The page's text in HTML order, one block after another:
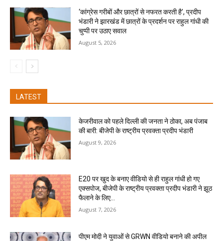
‘कांग्रेस गरीबों और छात्रों से नफरत करती है’, प्रदीप
भंडारी ने झारखंड में छात्रों के प्रदर्शन पर राहुल गांधी की
चुप्पी पर उठाए सवाल
August 5, 2026
LATEST
केजरीवाल को पहले दिल्ली की जनता ने ठोका, अब पंजाब
की बारी: बीजेपी के राष्ट्रीय प्रवक्ता प्रदीप भंडारी
August 9, 2026
E20 पर खुद के बनाए वीडियो से ही राहुल गांधी हो गए
एक्सपोज, बीजेपी के राष्ट्रीय प्रवक्ता प्रदीप भंडारी ने झूठ
फैलाने के लिए...
August 7, 2026
पीएम मोदी ने युवाओं से GRWN वीडियो बनाने की अपील